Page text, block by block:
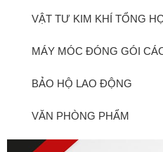
VẬT TƯ KIM KHÍ TỔNG
MÁY MÓC ĐÓNG GÓI
BẢO HỘ LAO ĐỘNG
VĂN PHÒNG PHẨM